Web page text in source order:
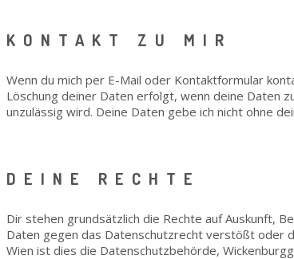
KONTAKT ZU MIR
Wenn du mich per E-Mail oder Kontaktformular
Löschung deiner Daten erfolgt, wenn deine Daten
unzulässig wird. Deine Daten gebe ich nicht ohne
DEINE RECHTE
Dir stehen grundsätzlich die Rechte auf Auskunft,
Daten gegen das Datenschutzrecht verstößt oder
Wien ist dies die Datenschutzbehörde,